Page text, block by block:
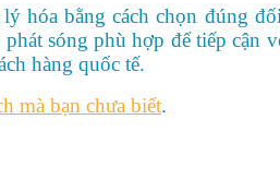
hóa bằng cách chọn đúng
sóng phù hợp để tiếp
hàng quốc tế.
mà bạn chưa biết.